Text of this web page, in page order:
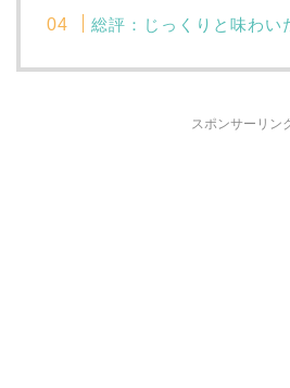
総評：じっくりと味わい
スポンサーリン